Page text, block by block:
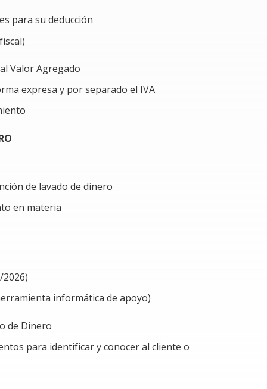
registro en el portal de prevención de
para presentar los avisos
(UIF).
adecuado y legal en la contratación de
de la Federación
de Dinero
para su deducción
Valor Agregado
expresa y por separado el IVA
de lavado de dinero
en materia
informática de apoyo)
de Dinero
para identificar y conocer al cliente o